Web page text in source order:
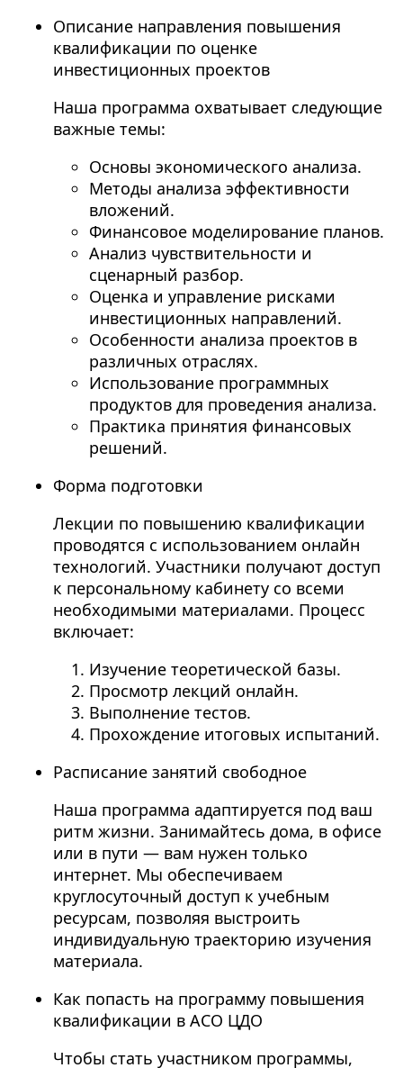
Описание направления повышения
квалификации по оценке
инвестиционных проектов
Наша программа охватывает следующие
важные темы:
Основы экономического анализа.
Методы анализа эффективности
вложений.
Финансовое моделирование планов.
Анализ чувствительности и
сценарный разбор.
Оценка и управление рисками
инвестиционных направлений.
Особенности анализа проектов в
различных отраслях.
Использование программных
продуктов для проведения анализа.
Практика принятия финансовых
решений.
Форма подготовки
Лекции по повышению квалификации
проводятся с использованием онлайн
технологий. Участники получают доступ
к персональному кабинету со всеми
необходимыми материалами. Процесс
включает:
Изучение теоретической базы.
Просмотр лекций онлайн.
Выполнение тестов.
Прохождение итоговых испытаний.
Расписание занятий свободное
Наша программа адаптируется под ваш
ритм жизни. Занимайтесь дома, в офисе
или в пути — вам нужен только
интернет. Мы обеспечиваем
круглосуточный доступ к учебным
ресурсам, позволяя выстроить
индивидуальную траекторию изучения
материала.
Как попасть на программу повышения
квалификации в АСО ЦДО
Чтобы стать участником программы,